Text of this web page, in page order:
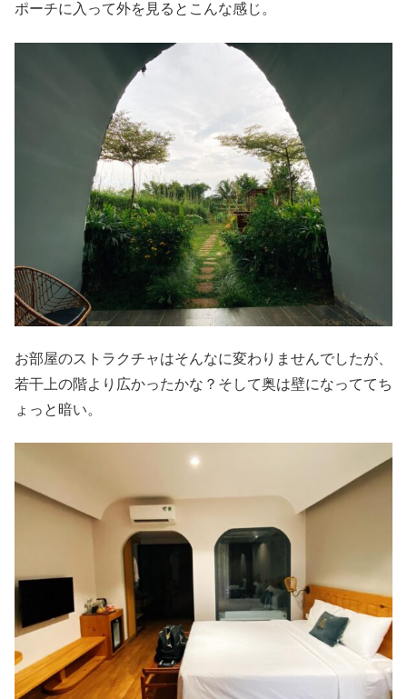
ポーチに入って外を見るとこんな感じ。
お部屋のストラクチャはそんなに変わりませんでしたが、
若干上の階より広かったかな？そして奥は壁になっててち
ょっと暗い。